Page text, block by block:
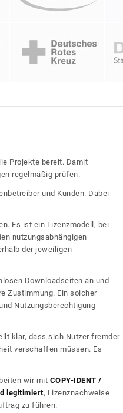
Projekte bereit. Damit
regelmäßig prüfen.
und Kunden. Dabei
Es ist ein Lizenzmodell, bei
nutzungsabhängigen
der jeweiligen
Downloadseiten an und
Zustimmung. Ein solcher
Nutzungsberechtigung
klar, dass sich Nutzer fremder
verschaffen müssen. Es
wir mit COPY-IDENT /
legitimiert, Lizenznachweise
zu führen.